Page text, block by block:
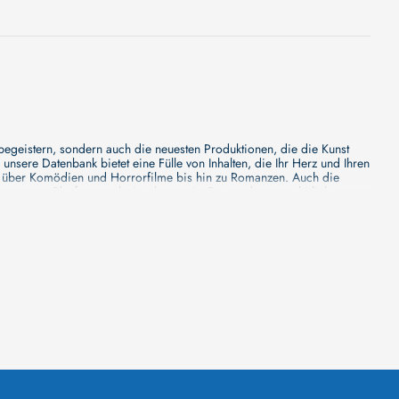
sondern auch die neuesten Produktionen, die die Kunst
Datenbank bietet eine Fülle von Inhalten, die Ihr Herz und Ihren
Komödien und Horrorfilme bis hin zu Romanzen. Auch die
unsere Plattform mehr ist als nur ein Ort, an dem man beliebte
den Mainstream-Medien oft nicht gewürdigt werden. Aus diesem
faszinierenderen Erlebnis macht. Wir laden Sie ein, unsere